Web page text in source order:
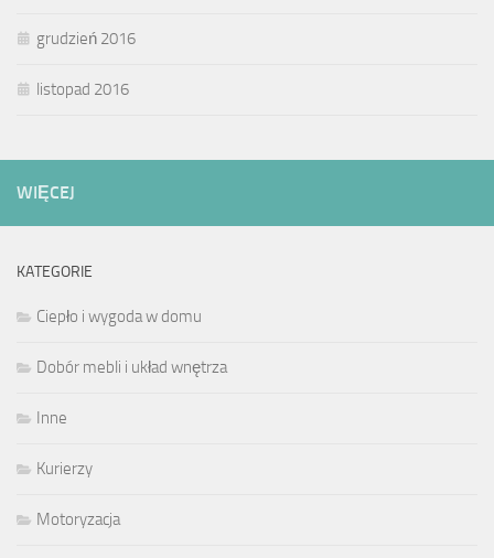
grudzień 2016
listopad 2016
WIĘCEJ
KATEGORIE
Ciepło i wygoda w domu
Dobór mebli i układ wnętrza
Inne
Kurierzy
Motoryzacja